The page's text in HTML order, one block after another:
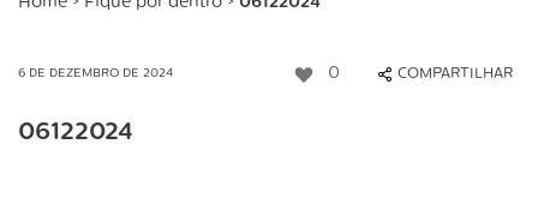
6 DE DEZEMBRO DE 2024 0 COMPARTILHAR
06122024